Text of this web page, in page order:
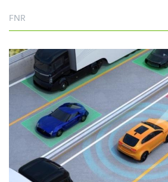
FNR